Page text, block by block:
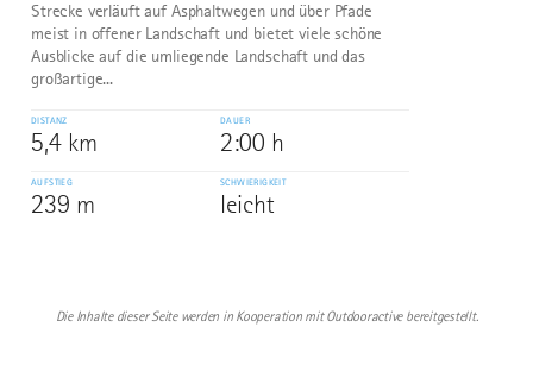
Strecke verläuft auf Asphaltwegen und über Pfade
meist in offener Landschaft und bietet viele schöne
Ausblicke auf die umliegende Landschaft und das
großartige...
DISTANZ
5,4 km
DAUER
2:00 h
AUFSTIEG
239 m
SCHWIERIGKEIT
leicht
Die Inhalte dieser Seite werden in Kooperation mit Outdooractive bereitgestellt.